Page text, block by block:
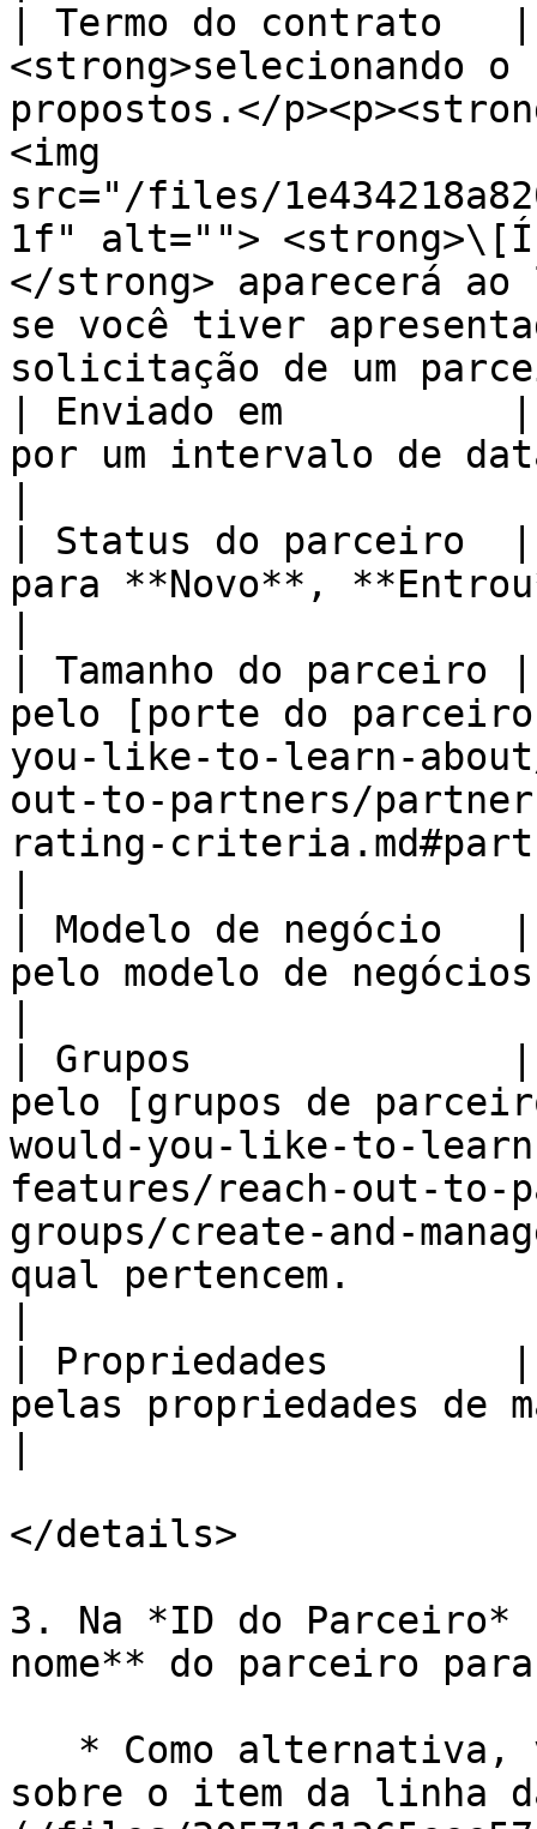
| Termo do contrato
<strong>selecionando o
propostos.</
<img
src="/files/
1f" alt="">
</strong> aparecerá
se você tiver
solicitação de um
| Enviado em          |
por um intervalo de
| Status do parceiro
para **Novo**,
| Tamanho do
pelo [porte do
you-like-to-learn-
out-to-partners/
rating-
| Modelo de negócio
pelo modelo de
| Grupos              |
pelo [grupos de
would-you-like-to-
features/reach-out-to-
groups/create-and-
qual pertencem.
| Propriedades        |
pelas propriedades de
</details>
3. Na *ID do
nome** do parceiro
sobre o item da linha